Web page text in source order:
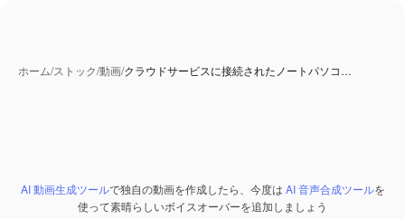
ホーム/ストック/動画/クラウドサービスに接続されたノートパソコ…
Premium
AI 動画生成ツールで独自の動画を作成したら、今度は AI 音声合成ツールを
使って素晴らしいボイスオーバーを追加しましょう